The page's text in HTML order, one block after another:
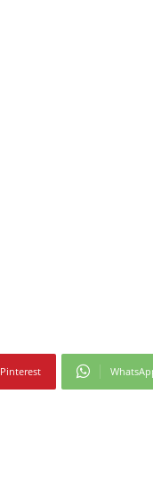
Pinterest